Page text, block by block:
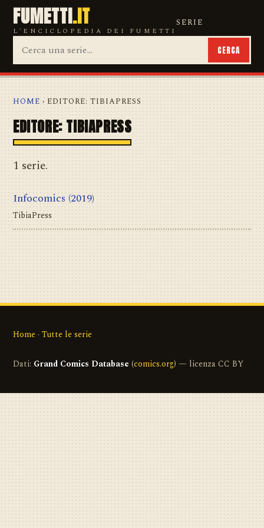
FUMETTI.IT
L'ENCICLOPEDIA DEI FUMETTI
SERIE
CERCA
HOME › EDITORE: TIBIAPRESS
EDITORE: TIBIAPRESS
1 serie.
Infocomics (2019)
TibiaPress
Home · Tutte le serie
Dati: Grand Comics Database (comics.org) — licenza CC BY